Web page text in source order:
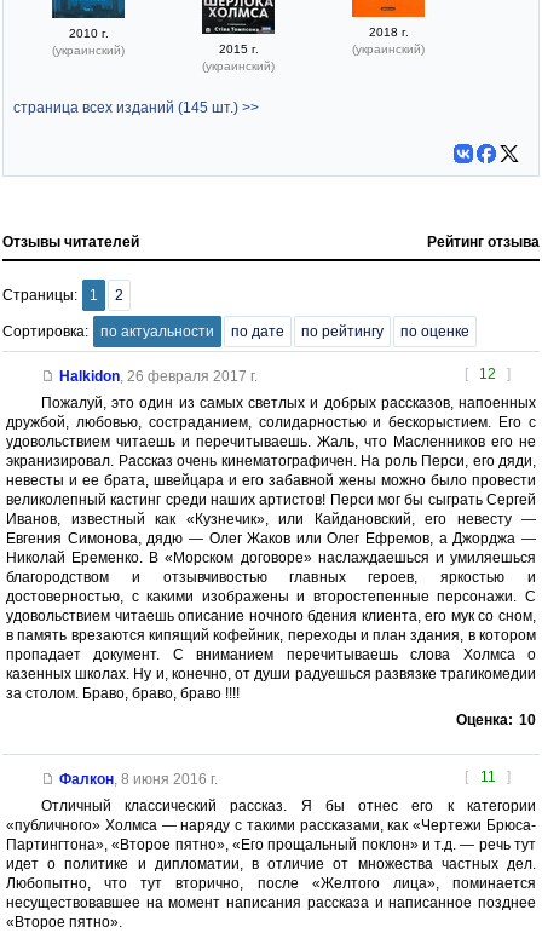
2010 г.
(украинский)
2015 г.
(украинский)
2018 г.
(украинский)
страница всех изданий (145 шт.) >>
Отзывы читателей Рейтинг отзыва
Страницы: 1 2
Сортировка: по актуальности по дате по рейтингу по оценке
[ 12 ]
Halkidon, 26 февраля 2017 г.
Пожалуй, это один из самых светлых и добрых рассказов, напоенных
дружбой, любовью, состраданием, солидарностью и бескорыстием. Его с
удовольствием читаешь и перечитываешь. Жаль, что Масленников его не
экранизировал. Рассказ очень кинематографичен. На роль Перси, его дяди,
невесты и ее брата, швейцара и его забавной жены можно было провести
великолепный кастинг среди наших артистов! Перси мог бы сыграть Сергей
Иванов, известный как «Кузнечик», или Кайдановский, его невесту —
Евгения Симонова, дядю — Олег Жаков или Олег Ефремов, а Джорджа —
Николай Еременко. В «Морском договоре» наслаждаешься и умиляешься
благородством и отзывчивостью главных героев, яркостью и
достоверностью, с какими изображены и второстепенные персонажи. С
удовольствием читаешь описание ночного бдения клиента, его мук со сном,
в память врезаются кипящий кофейник, переходы и план здания, в котором
пропадает документ. С вниманием перечитываешь слова Холмса о
казенных школах. Ну и, конечно, от души радуешься развязке трагикомедии
за столом. Браво, браво, браво !!!!
Оценка: 10
[ 11 ]
Фалкон, 8 июня 2016 г.
Отличный классический рассказ. Я бы отнес его к категории
«публичного» Холмса — наряду с такими рассказами, как «Чертежи Брюса-
Партингтона», «Второе пятно», «Его прощальный поклон» и т.д. — речь тут
идет о политике и дипломатии, в отличие от множества частных дел.
Любопытно, что тут вторично, после «Желтого лица», поминается
несуществовавшее на момент написания рассказа и написанное позднее
«Второе пятно».